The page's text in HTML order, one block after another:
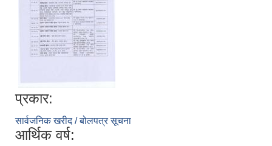
प्रकार:
सार्वजनिक खरीद / बोलपत्र सूचना
आर्थिक वर्ष: